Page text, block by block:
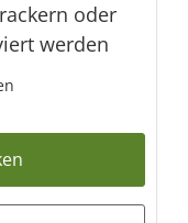
oder
werden